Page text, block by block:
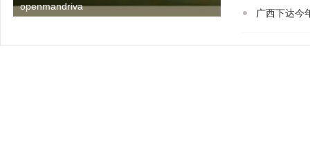
openmandriva
广西下达今